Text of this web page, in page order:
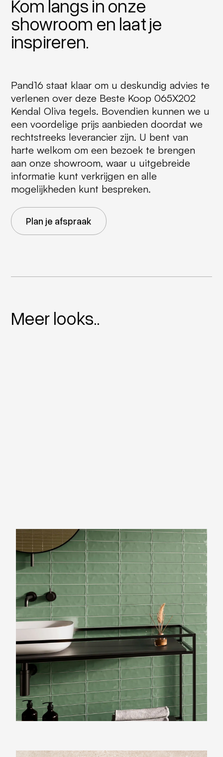
Kom langs in onze
showroom en laat je
inspireren.
Pand16 staat klaar om u deskundig advies te
verlenen over deze Beste Koop 065X202
Kendal Oliva tegels. Bovendien kunnen we u
een voordelige prijs aanbieden doordat we
rechtstreeks leverancier zijn. U bent van
harte welkom om een bezoek te brengen
aan onze showroom, waar u uitgebreide
informatie kunt verkrijgen en alle
mogelijkheden kunt bespreken.
Plan je afspraak
Meer looks..
Beste Koop 065X202 Kendal Laurel